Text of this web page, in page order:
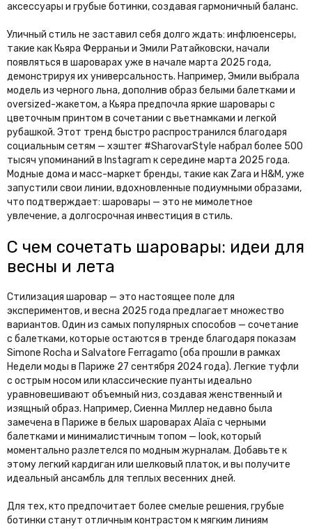
аксессуары и грубые ботинки, создавая гармоничный баланс.
Уличный стиль не заставил себя долго ждать: инфлюенсеры,
такие как Кьяра Ферраньи и Эмили Ратайковски, начали
появляться в шароварах уже в начале марта 2025 года,
демонстрируя их универсальность. Например, Эмили выбрала
модель из черного льна, дополнив образ белыми балетками и
oversized-жакетом, а Кьяра предпочла яркие шаровары с
цветочным принтом в сочетании с вьетнамками и легкой
рубашкой. Этот тренд быстро распространился благодаря
социальным сетям — хэштег #SharovarStyle набрал более 500
тысяч упоминаний в Instagram к середине марта 2025 года.
Модные дома и масс-маркет бренды, такие как Zara и H&M, уже
запустили свои линии, вдохновленные подиумными образами,
что подтверждает: шаровары — это не мимолетное
увлечение, а долгосрочная инвестиция в стиль.
С чем сочетать шаровары: идеи для
весны и лета
Стилизация шаровар — это настоящее поле для
экспериментов, и весна 2025 года предлагает множество
вариантов. Один из самых популярных способов — сочетание
с балетками, которые остаются в тренде благодаря показам
Simone Rocha и Salvatore Ferragamo (оба прошли в рамках
Недели моды в Париже 27 сентября 2024 года). Легкие туфли
с острым носом или классические пуанты идеально
уравновешивают объемный низ, создавая женственный и
изящный образ. Например, Сиенна Миллер недавно была
замечена в Париже в белых шароварах Alaïa с черными
балетками и минималистичным топом — look, который
моментально разлетелся по модным журналам. Добавьте к
этому легкий кардиган или шелковый платок, и вы получите
идеальный ансамбль для теплых весенних дней.
Для тех, кто предпочитает более смелые решения, грубые
ботинки станут отличным контрастом к мягким линиям